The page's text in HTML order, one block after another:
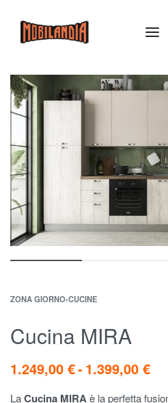
ZONA GIORNO›CUCINE
Cucina MIRA
1.249,00 € 1.399,00 €
LaCucina MIRAè la perfetta